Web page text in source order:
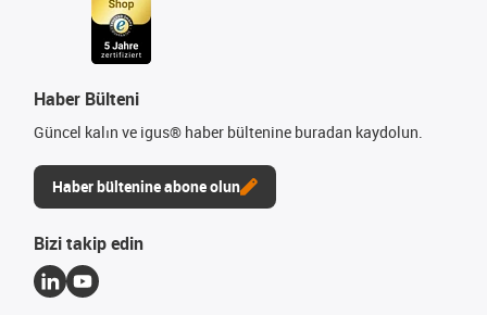
Haber Bülteni
Güncel kalın ve igus® haber bültenine buradan kaydolun.
Haber bültenine abone olun
Bizi takip edin